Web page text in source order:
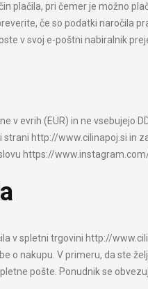
plačila, pri čemer je možno
če so podatki naročila
v svoj e-poštni nabiralnik
v evrih (EUR) in ne vsebujejo
strani http://www.cilinapoj.si in
https://
v spletni trgovini http://
o nakupu. V primeru, da ste
pošte. Ponudnik se